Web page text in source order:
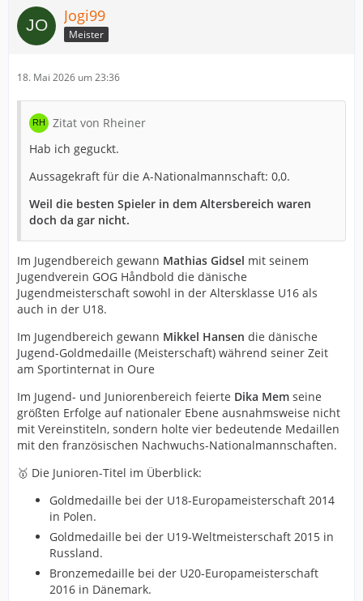
Jogi99
Meister
18. Mai 2026 um 23:36
Zitat von Rheiner
Hab ich geguckt.
Aussagekraft für die A-Nationalmannschaft: 0,0.
Weil die besten Spieler in dem Altersbereich waren
doch da gar nicht.
Im Jugendbereich gewann Mathias Gidsel mit seinem
Jugendverein GOG Håndbold die dänische
Jugendmeisterschaft sowohl in der Altersklasse U16 als
auch in der U18.
Im Jugendbereich gewann Mikkel Hansen die dänische
Jugend-Goldmedaille (Meisterschaft) während seiner Zeit
am Sportinternat in Oure
Im Jugend- und Juniorenbereich feierte Dika Mem seine
größten Erfolge auf nationaler Ebene ausnahmsweise nicht
mit Vereinstiteln, sondern holte vier bedeutende Medaillen
mit den französischen Nachwuchs-Nationalmannschaften.
🥇 Die Junioren-Titel im Überblick:
Goldmedaille bei der U18-Europameisterschaft 2014
in Polen.
Goldmedaille bei der U19-Weltmeisterschaft 2015 in
Russland.
Bronzemedaille bei der U20-Europameisterschaft
2016 in Dänemark.